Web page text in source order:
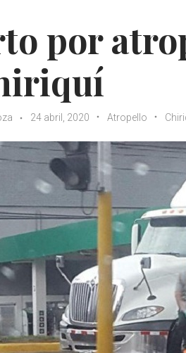
por
24 abril, 2020 Atropello